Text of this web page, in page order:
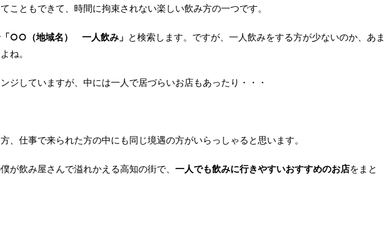
こともできて、時間に拘束されない楽しい飲み方の一つです。
「○○（地域名） 一人飲み」 と検索します。ですが、一人飲みをする方が少ないのか、あま
ね。
ジしていますが、中には一人で居づらいお店もあったり・・・
、仕事で来られた方の中にも同じ境遇の方がいらっしゃると思います。
が飲み屋さんで溢れかえる高知の街で、 一人でも飲みに行きやすいおすすめのお店をまと